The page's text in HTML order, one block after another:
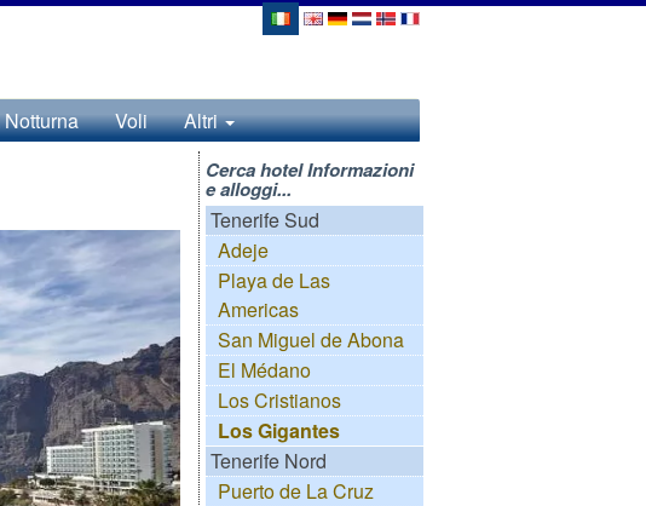
Voli Altri
Cerca hotel Informazioni
e alloggi...
Tenerife Sud
Adeje
Playa de Las
Americas
San Miguel de Abona
El Médano
Los Cristianos
Los Gigantes
Tenerife Nord
Puerto de La Cruz